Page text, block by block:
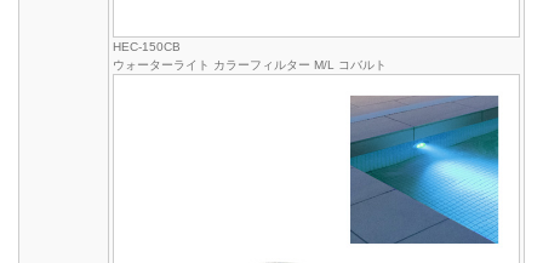
HEC-150CB
ウォーターライト カラーフィルター M/L コバルト